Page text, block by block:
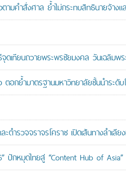
มคำสั่งศาล ย้ำไม่กระทบสิทธินายจ้าง
ดเทียนถวายพระพรชัยมงคล วันเฉลิมพ
อกย้ำมาตรฐานมหาวิทยาลัยชั้นนำระ
ำรวจจราจรโคราช เปิดเส้นทางลำเลี
ปักหมุดไทยสู่ “Content Hub of Asia”